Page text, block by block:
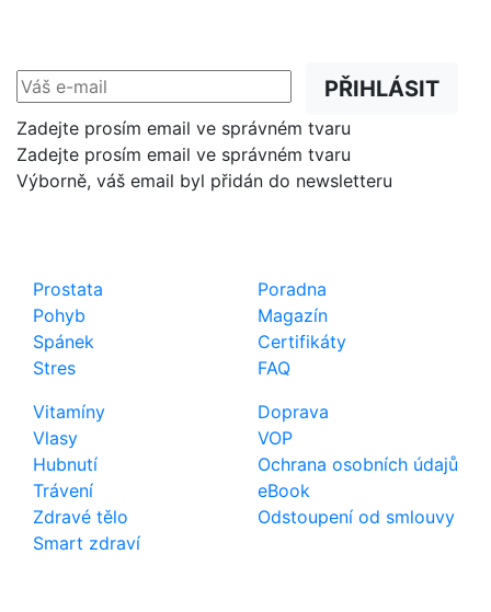
PŘIHLÁSIT
Zadejte prosím email ve správném tvaru
Zadejte prosím email ve správném tvaru
Výborně, váš email byl přidán do newsletteru
Prostata
Pohyb
Spánek
Stres
Vitamíny
Vlasy
Hubnutí
Trávení
Zdravé tělo
Smart zdraví
Poradna
Magazín
Certifikáty
FAQ
Doprava
VOP
Ochrana osobních údajů
eBook
Odstoupení od smlouvy